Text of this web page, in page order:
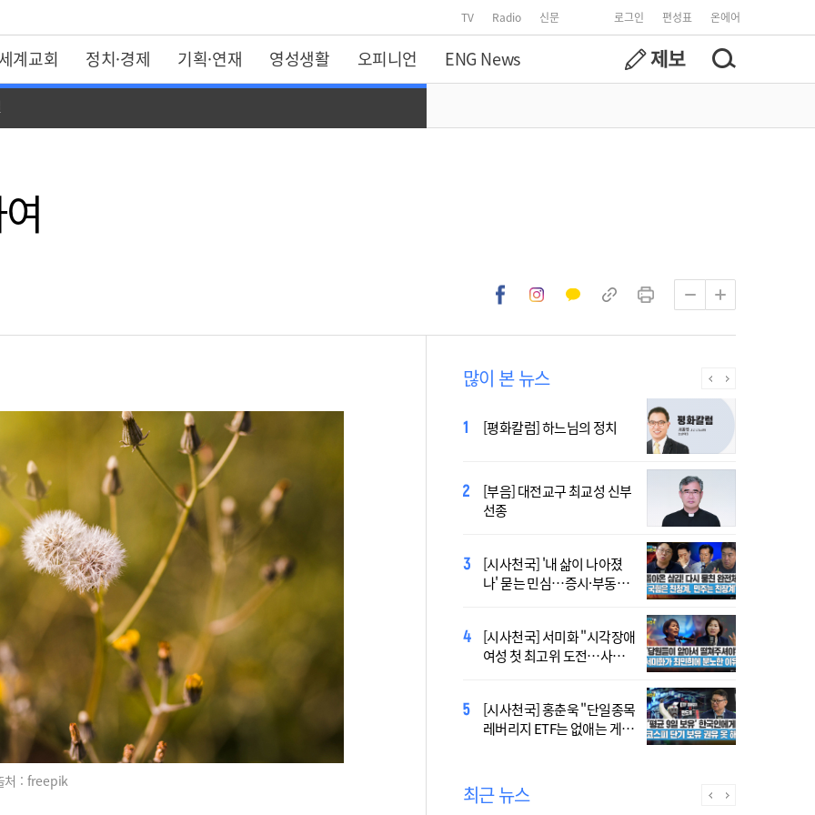
TV Radio 신문 로그인 편성표 온에어
계교회 정치·경제 기획·연재 영성생활 오피니언 ENG News
처 : freepik
많이 본 뉴스
[평화칼럼] 하느님의 정치
[부음] 대전교구 최교성 신부
선종
[시사천국] '내 삶이 나아졌
나' 묻는 민심…증시·부동산
[시사천국] 서미화 "시각장애
여성 첫 최고위 도전…사회
[시사천국] 홍춘욱 "단일종목
레버리지 ETF는 없애는 게 맞
2027 서울 WYD 공식 주제가
오늘 공개…한국인 곡 선정
2027 서울 세계청년대회 주
제가 공개…희망의 선율 울
대전신학교 유학 사제, 중국
최연소 주교 됐다
433곡 뚫은 한국 청년의 노
래…2027 서울 WYD 공식 주
[시사천국] 서범수 '돌려차기'
발언 파장…"사석에서도 안
최근 뉴스